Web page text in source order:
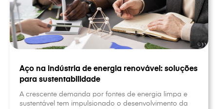
Aço na indústria de energia renovável: soluções
para sustentabilidade
A crescente demanda por fontes de energia limpa e
sustentável tem impulsionado o desenvolvimento da